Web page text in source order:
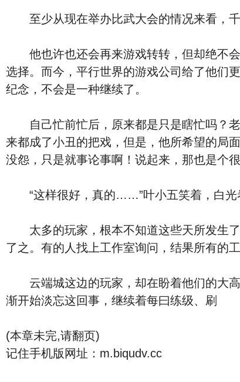
至少从现在举办比武大会的情况来看，千
他也许也还会再来游戏转转，但却绝不会
选择。而今，平行世界的游戏公司给了他们
纪念，不会是一种继续了。
自己忙前忙后，原来都是只是瞎忙吗？老
来都成了小丑的把戏，但是，他所希望的局
没怨，只是就事论事啊！说起来，那也是个
“这样很好，真的……”叶小五笑着，白光
太多的玩家，根本不知道这些天所发生了
了之。有的人找上工作室询问，结果所有的
云端城这边的玩家，却在盼着他们的大高
渐开始淡忘这回事，继续着每曰练级、刷
(本章未完,请翻页)
记住手机版网址：m.biqudv.cc